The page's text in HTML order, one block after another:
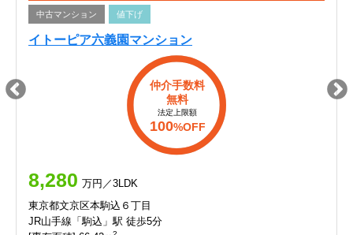
中古マンション 値下げ
イトーピア六義園マンション
仲介手数料
無料
法定上限額
100%OFF
8,280 万円／3LDK
東京都文京区本駒込６丁目
JR山手線「駒込」駅 徒歩5分